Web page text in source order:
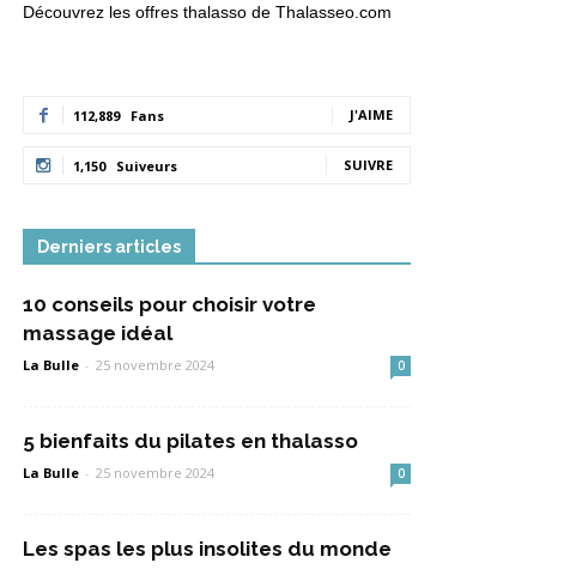
Découvrez les offres thalasso de Thalasseo.com
112,889 Fans J'AIME
1,150 Suiveurs SUIVRE
Derniers articles
10 conseils pour choisir votre
massage idéal
La Bulle - 25 novembre 2024 0
5 bienfaits du pilates en thalasso
La Bulle - 25 novembre 2024 0
Les spas les plus insolites du monde